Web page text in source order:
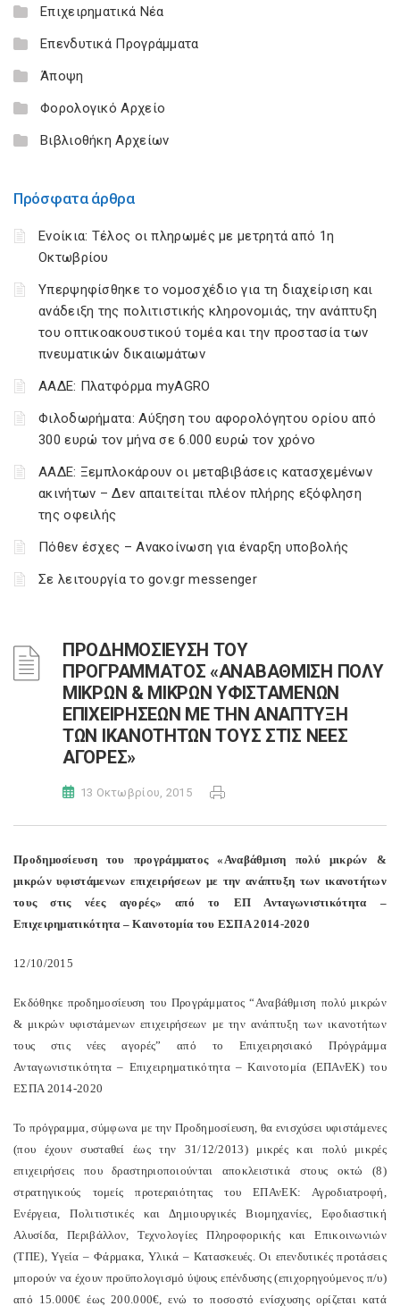
Επιχειρηματικά Νέα
Επενδυτικά Προγράμματα
Άποψη
Φορολογικό Αρχείο
Βιβλιοθήκη Αρχείων
Πρόσφατα άρθρα
Ενοίκια: Τέλος οι πληρωμές με μετρητά από 1η
Οκτωβρίου
Υπερψηφίσθηκε το νομοσχέδιο για τη διαχείριση και
ανάδειξη της πολιτιστικής κληρονομιάς, την ανάπτυξη
του οπτικοακουστικού τομέα και την προστασία των
πνευματικών δικαιωμάτων
ΑΑΔΕ: Πλατφόρμα myAGRO
Φιλοδωρήματα: Αύξηση του αφορολόγητου ορίου από
300 ευρώ τον μήνα σε 6.000 ευρώ τον χρόνο
ΑΑΔΕ: Ξεμπλοκάρουν οι μεταβιβάσεις κατασχεμένων
ακινήτων – Δεν απαιτείται πλέον πλήρης εξόφληση
της οφειλής
Πόθεν έσχες – Ανακοίνωση για έναρξη υποβολής
Σε λειτουργία το gov.gr messenger
ΠΡΟΔΗΜΟΣΙΕΥΣΗ ΤΟΥ
ΠΡΟΓΡΑΜΜΑΤΟΣ «ΑΝΑΒΑΘΜΙΣΗ ΠΟΛΥ
ΜΙΚΡΩΝ & ΜΙΚΡΩΝ ΥΦΙΣΤΑΜΕΝΩΝ
ΕΠΙΧΕΙΡΗΣΕΩΝ ΜΕ ΤΗΝ ΑΝΑΠΤΥΞΗ
ΤΩΝ ΙΚΑΝΟΤΗΤΩΝ ΤΟΥΣ ΣΤΙΣ ΝΕΕΣ
ΑΓΟΡΕΣ»
13 Οκτωβρίου, 2015
Προδημοσίευση του προγράμματος «Αναβάθμιση πολύ μικρών &
μικρών υφιστάμενων επιχειρήσεων με την ανάπτυξη των ικανοτήτων
τους στις νέες αγορές» από το ΕΠ Ανταγωνιστικότητα –
Επιχειρηματικότητα – Καινοτομία του ΕΣΠΑ 2014-2020
12/10/2015
Εκδόθηκε προδημοσίευση του Προγράμματος “Αναβάθμιση πολύ μικρών
& μικρών υφιστάμενων επιχειρήσεων με την ανάπτυξη των ικανοτήτων
τους στις νέες αγορές” από το Επιχειρησιακό Πρόγράμμα
Ανταγωνιστικότητα – Επιχειρηματικότητα – Καινοτομία (ΕΠΑνΕΚ) του
ΕΣΠΑ 2014-2020
Το πρόγραμμα, σύμφωνα με την Προδημοσίευση, θα ενισχύσει υφιστάμενες
(που έχουν συσταθεί έως την 31/12/2013) μικρές και πολύ μικρές
επιχειρήσεις που δραστηριοποιούνται αποκλειστικά στους οκτώ (8)
στρατηγικούς τομείς προτεραιότητας του ΕΠΑνΕΚ: Αγροδιατροφή,
Ενέργεια, Πολιτιστικές και Δημιουργικές Βιομηχανίες, Εφοδιαστική
Αλυσίδα, Περιβάλλον, Τεχνολογίες Πληροφορικής και Επικοινωνιών
(ΤΠΕ), Υγεία – Φάρμακα, Υλικά – Κατασκευές. Οι επενδυτικές προτάσεις
μπορούν να έχουν προϋπολογισμό ύψους επένδυσης (επιχορηγούμενος π/υ)
από 15.000€ έως 200.000€, ενώ το ποσοστό ενίσχυσης ορίζεται κατά